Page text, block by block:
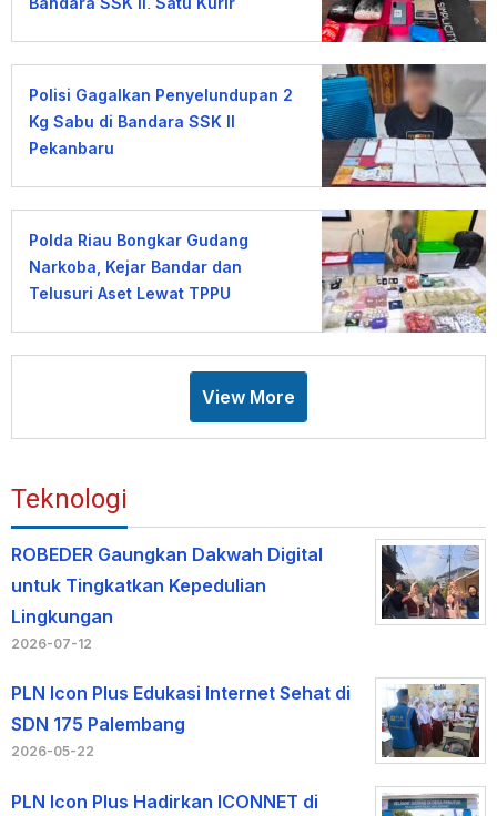
Polisi Gagalkan Penyelundupan 2
Kg Sabu di Bandara SSK II
Pekanbaru
Polda Riau Bongkar Gudang
Narkoba, Kejar Bandar dan
Telusuri Aset Lewat TPPU
View More
Teknologi
ROBEDER Gaungkan Dakwah Digital
untuk Tingkatkan Kepedulian
Lingkungan
2026-07-12
PLN Icon Plus Edukasi Internet Sehat di
SDN 175 Palembang
2026-05-22
PLN Icon Plus Hadirkan ICONNET di